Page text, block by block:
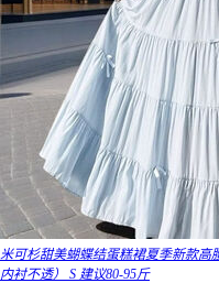
米可杉甜美蝴蝶结蛋糕裙夏季新款高
内衬不透） S 建议80-95斤